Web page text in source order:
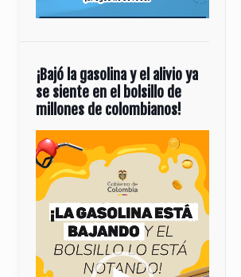
¡Bajó la gasolina y el alivio ya
se siente en el bolsillo de
millones de colombianos!
Reproductor
de
vídeo